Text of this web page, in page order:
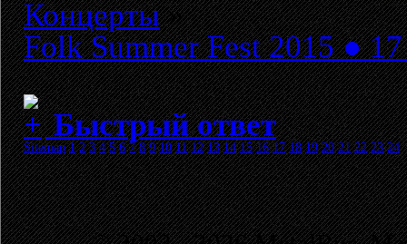
Концерты»
Folk Summer Fest 2015 ●
Быстрый ответ
Sitemap 1 2 3 4 5 6 7 8 9 10 11 12 13 14 15 16 17 18 19 20 21 22 23 24